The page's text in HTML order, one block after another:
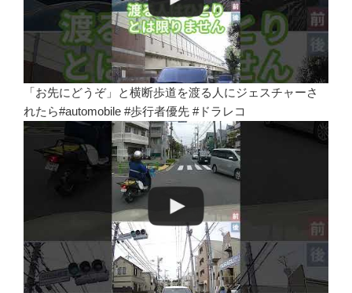
「お先にどうぞ」と横断歩道を渡る人にジェスチャーさ
れたら#automobile #歩行者優先 #ドラレコ